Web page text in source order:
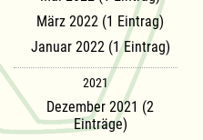
März 2022 (1 Eintrag)
Januar 2022 (1 Eintrag)
2021
Dezember 2021 (2
Einträge)